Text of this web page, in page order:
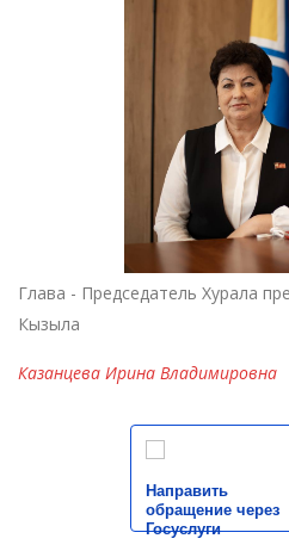
Глава - Председатель Хурала
Кызыла
Казанцева Ирина Владимировна
Направить
обращение через
Госуслуги